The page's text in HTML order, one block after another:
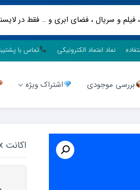
نماد اعتماد الکترونیکی تماس با پشتیبانی :
بررسی موجودی اشتراک ویژه
اکانت Dropbox رایگان